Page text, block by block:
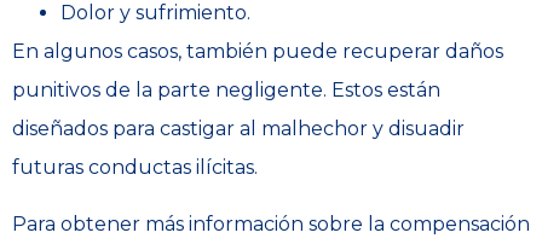
Dolor y sufrimiento.
En algunos casos, también puede recuperar daños
punitivos de la parte negligente. Estos están
diseñados para castigar al malhechor y disuadir
futuras conductas ilícitas.
Para obtener más información sobre la compensación